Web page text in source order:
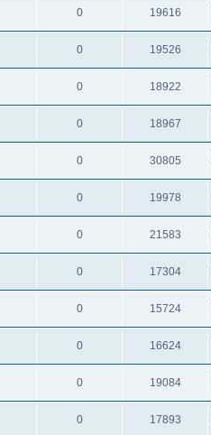
0 19616
0 19526
0 18922
0 18967
0 30805
0 19978
0 21583
0 17304
0 15724
0 16624
0 19084
0 17893